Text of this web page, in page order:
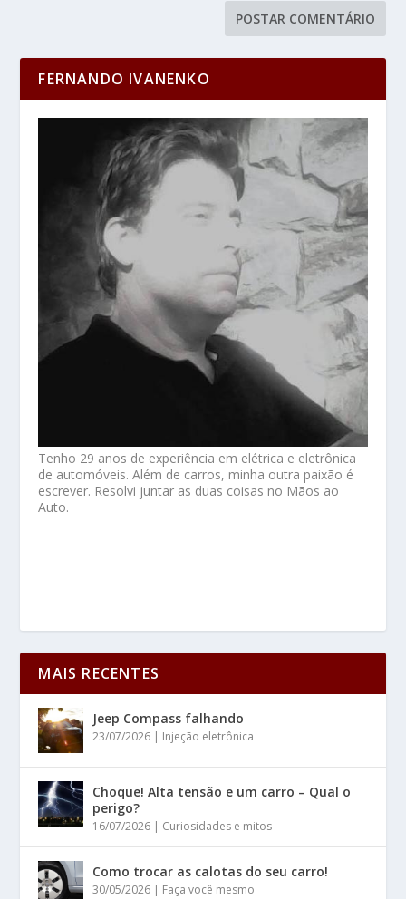
FERNANDO IVANENKO
Tenho 29 anos de experiência em elétrica e eletrônica
de automóveis. Além de carros, minha outra paixão é
escrever. Resolvi juntar as duas coisas no Mãos ao
Auto.
MAIS RECENTES
Jeep Compass falhando
23/07/2026 | Injeção eletrônica
Choque! Alta tensão e um carro – Qual o
perigo?
16/07/2026 | Curiosidades e mitos
Como trocar as calotas do seu carro!
30/05/2026 | Faça você mesmo